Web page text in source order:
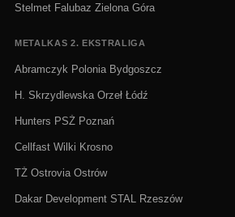
Stelmet Falubaz Zielona Góra
METALKAS 2. EKSTRALIGA
Abramczyk Polonia Bydgoszcz
H. Skrzydlewska Orzeł Łódź
Hunters PSŻ Poznań
Cellfast Wilki Krosno
TŻ Ostrovia Ostrów
Dakar Development STAL Rzeszów